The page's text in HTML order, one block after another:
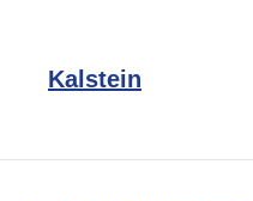
Kalstein